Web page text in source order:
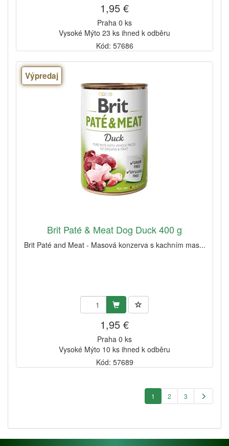
1,95 €
Praha 0 ks
Vysoké Mýto 23 ks ihned k odběru
Kód: 57686
Výpredaj
Brit Paté & Meat Dog Duck 400 g
Brit Paté and Meat - Masová konzerva s kachním mas...
1,95 €
Praha 0 ks
Vysoké Mýto 10 ks ihned k odběru
Kód: 57689
1 2 3